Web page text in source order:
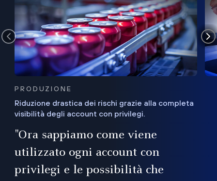
PRODUZIONE
Riduzione drastica dei rischi grazie alla completa
visibilità degli account con privilegi.
"Ora sappiamo come viene
utilizzato ogni account con
privilegi e le possibilità che